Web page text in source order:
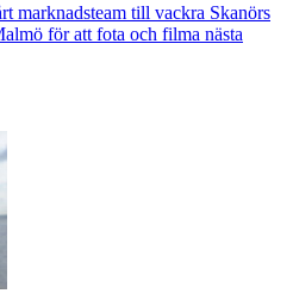
marknadsteam till vackra Skanörs
för att fota och filma nästa